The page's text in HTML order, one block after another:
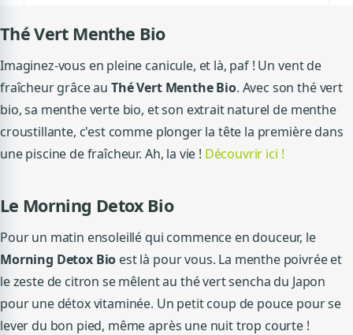
Thé Vert Menthe Bio
Imaginez-vous en pleine canicule, et là, paf ! Un vent de
fraîcheur grâce au Thé Vert Menthe Bio. Avec son thé vert
bio, sa menthe verte bio, et son extrait naturel de menthe
croustillante, c'est comme plonger la tête la première dans
une piscine de fraîcheur. Ah, la vie ! Découvrir ici !
Le Morning Detox Bio
Pour un matin ensoleillé qui commence en douceur, le
Morning Detox Bio est là pour vous. La menthe poivrée et
le zeste de citron se mêlent au thé vert sencha du Japon
pour une détox vitaminée. Un petit coup de pouce pour se
lever du bon pied, même après une nuit trop courte !